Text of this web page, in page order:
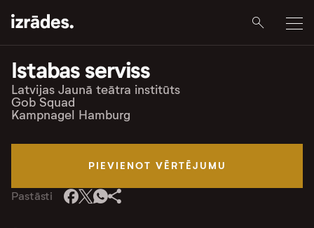
Istabas serviss
Latvijas Jaunā teātra institūts
Gob Squad
Kampnagel Hamburg
PIEVIENOT VĒRTĒJUMU
Pastāsti